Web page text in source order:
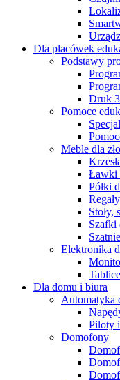
Dla placówek
Podstawy
Druk
Pomoce
Meble dla
Ławki
Półki
Stoły,
Szafki
Elektronika
Dla domu i biura
Automatyka
Piloty
Domofony